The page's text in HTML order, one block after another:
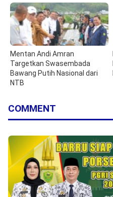
Mentan Andi Amran
Targetkan Swasembada
Bawang Putih Nasional dari
NTB
COMMENT